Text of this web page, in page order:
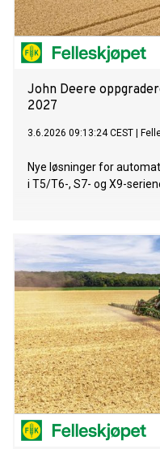
John Deere
2027
3.6.2026 09:13:24 CEST
Nye løsninger for
i T5/T6-, S7- og X9-